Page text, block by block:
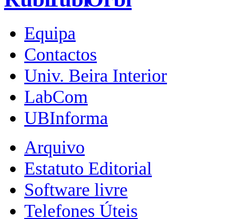
Equipa
Contactos
Univ. Beira Interior
LabCom
UBInforma
Arquivo
Estatuto Editorial
Software livre
Telefones Úteis